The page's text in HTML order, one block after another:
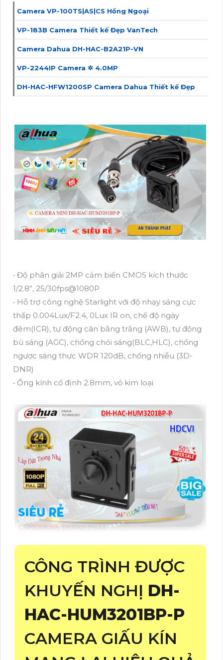
Camera VP-100TS|AS|CS Hồng Ngoại
VP-183B Camera Thiết kế Đẹp VanTech
Camera Dahua DH-HAC-B2A21P-VN
VP-2244IP Camera ✲ 4.0MP
DH-HAC-HFW1200SP Camera Dahua Thiết kế Đẹp
• Độ phân giải 2MP cảm biến CMOS kích thước
1/2.8”, 25/30fps@1080P
• Hỗ trợ công nghệ Starlight với độ nhạy sáng cực
thấp 0.004Lux/F2.4, 0Lux IR on, chế độ ngày
đêm(ICR), tự động cân bằng trắng (AWB), tự động
bù sáng (AGC), chống chói sáng(BLC,HLC), chống
ngược sáng thực WDR 120dB, chống nhiễu (3D-
DNR)
• Ống kính cố định 2.8mm, vỏ kim loại
CÔNG TRÌNH ĐƯỢC
KHUYẾN NGHỊ DH-
HAC-HUM3201BP-P
CAMERA GIẤU KÍN